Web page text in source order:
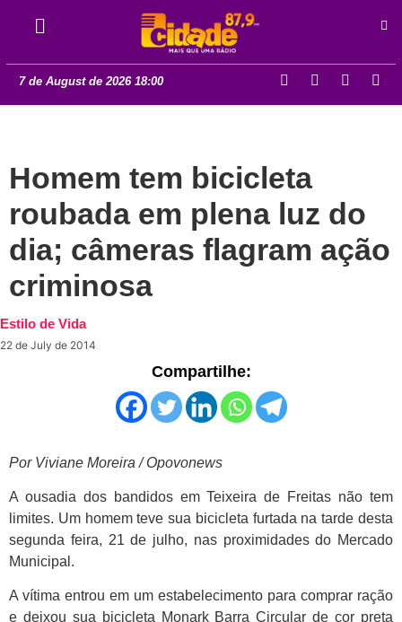
7 de August de 2026 18:00
Homem tem bicicleta
roubada em plena luz do
dia; câmeras flagram ação
criminosa
Estilo de Vida
22 de July de 2014
Compartilhe:
Por Viviane Moreira / Opovonews
A ousadia dos bandidos em Teixeira de Freitas não tem
limites. Um homem teve sua bicicleta furtada na tarde desta
segunda feira, 21 de julho, nas proximidades do Mercado
Municipal.
A vítima entrou em um estabelecimento para comprar ração
e deixou sua bicicleta Monark Barra Circular de cor preta